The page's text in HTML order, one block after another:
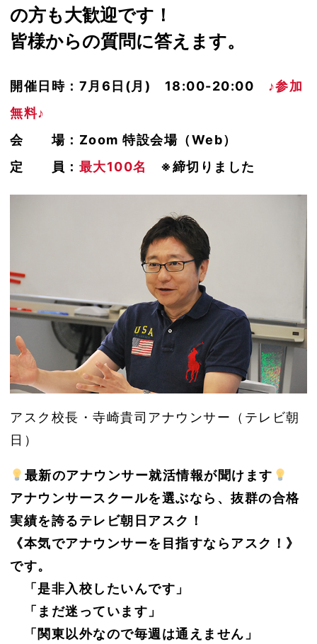
の方も大歓迎です！
皆様からの質問に答えます。
開催日時：7月6日(月) 18:00-20:00 ♪参加
無料♪
会 場：Zoom 特設会場（Web）
定 員： 最大100名 ※締切りました
アスク校長・寺崎貴司アナウンサー（テレビ朝
日）
最新のアナウンサー就活情報が聞けます
アナウンサースクールを選ぶなら、抜群の合格
実績を誇るテレビ朝日アスク！
《本気でアナウンサーを目指すならアスク！》
です。
「是非入校したいんです」
「まだ迷っています」
「関東以外なので毎週は通えません」